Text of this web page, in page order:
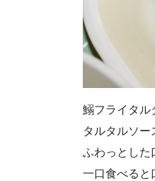
鰯フライタル
タルタルソー
ふわっとした
一口食べると